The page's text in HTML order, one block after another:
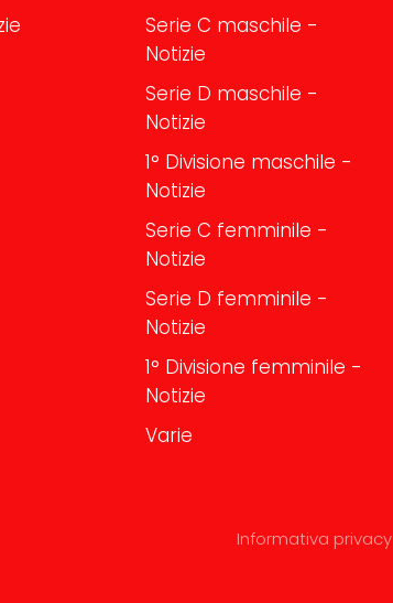
Serie C maschile -
Notizie
Serie D maschile -
Notizie
1° Divisione maschile -
Notizie
Serie C femminile -
Notizie
Serie D femminile -
Notizie
1° Divisione femminile -
Notizie
Varie
Informativa privacy